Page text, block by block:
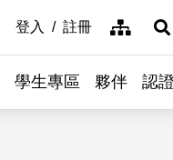
登入 註冊 網站
學生專區 夥伴 認證